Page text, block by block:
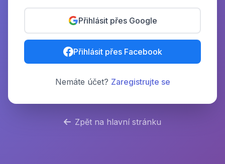
Přihlásit přes Google
Přihlásit přes Facebook
Nemáte účet? Zaregistrujte se
Zpět na hlavní stránku